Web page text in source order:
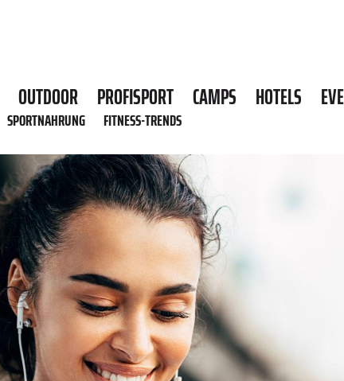
OUTDOOR PROFISPORT CAMPS HOTELS
SPORTNAHRUNG FITNESS-TRENDS